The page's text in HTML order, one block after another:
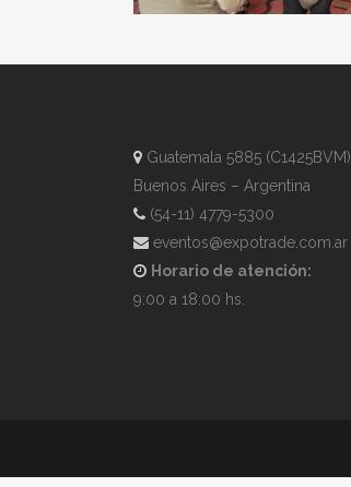
Guatemala 5885 (C1425BVM)
Buenos Aires – Argentina
(54-11) 4779-5300
eventos@expotrade.com.ar
Horario de atención:
9:00 a 18:00 hs.